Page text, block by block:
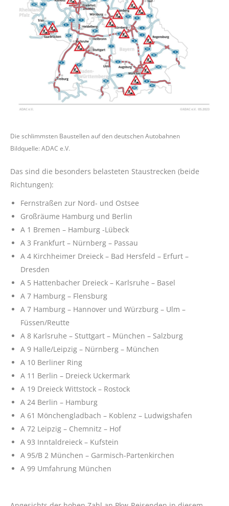
Die schlimmsten Baustellen auf den deutschen Autobahnen
Bildquelle: ADAC e.V.
Das sind die besonders belasteten Staustrecken (beide
Richtungen):
Fernstraßen zur Nord- und Ostsee
Großräume Hamburg und Berlin
A 1 Bremen – Hamburg -Lübeck
A 3 Frankfurt – Nürnberg – Passau
A 4 Kirchheimer Dreieck – Bad Hersfeld – Erfurt –
Dresden
A 5 Hattenbacher Dreieck – Karlsruhe – Basel
A 7 Hamburg – Flensburg
A 7 Hamburg – Hannover und Würzburg – Ulm –
Füssen/Reutte
A 8 Karlsruhe – Stuttgart – München – Salzburg
A 9 Halle/Leipzig – Nürnberg – München
A 10 Berliner Ring
A 11 Berlin – Dreieck Uckermark
A 19 Dreieck Wittstock – Rostock
A 24 Berlin – Hamburg
A 61 Mönchengladbach – Koblenz – Ludwigshafen
A 72 Leipzig – Chemnitz – Hof
A 93 Inntaldreieck – Kufstein
A 95/B 2 München – Garmisch-Partenkirchen
A 99 Umfahrung München